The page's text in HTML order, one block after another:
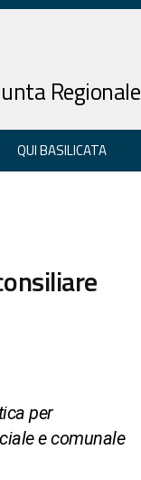
Regionale
QUI BASILICATA
per
e comunale